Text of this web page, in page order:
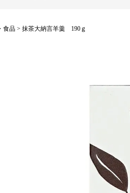
食品 抹茶大納言羊羹 190ｇ